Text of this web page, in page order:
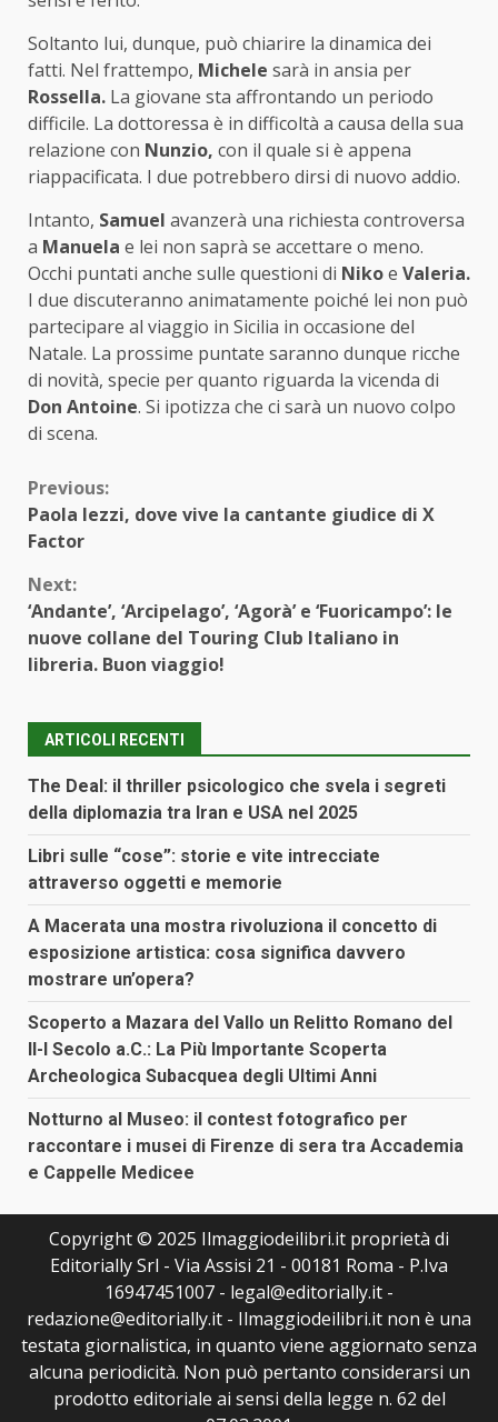
Soltanto lui, dunque, può chiarire la dinamica dei
fatti. Nel frattempo, Michele sarà in ansia per
Rossella. La giovane sta affrontando un periodo
difficile. La dottoressa è in difficoltà a causa della sua
relazione con Nunzio, con il quale si è appena
riappacificata. I due potrebbero dirsi di nuovo addio.
Intanto, Samuel avanzerà una richiesta controversa
a Manuela e lei non saprà se accettare o meno.
Occhi puntati anche sulle questioni di Nikoe Valeria.
I due discuteranno animatamente poiché lei non può
partecipare al viaggio in Sicilia in occasione del
Natale. La prossime puntate saranno dunque ricche
di novità, specie per quanto riguarda la vicenda di
Don Antoine. Si ipotizza che ci sarà un nuovo colpo
di scena.
Continue
Reading
Previous:
Paola Iezzi, dove vive la cantante giudice di X
Factor
Next:
‘Andante’, ‘Arcipelago’, ‘Agorà’ e ‘Fuoricampo’: le
nuove collane del Touring Club Italiano in
libreria. Buon viaggio!
ARTICOLI RECENTI
The Deal: il thriller psicologico che svela i segreti
della diplomazia tra Iran e USA nel 2025
Libri sulle “cose”: storie e vite intrecciate
attraverso oggetti e memorie
A Macerata una mostra rivoluziona il concetto di
esposizione artistica: cosa significa davvero
mostrare un’opera?
Scoperto a Mazara del Vallo un Relitto Romano del
II-I Secolo a.C.: La Più Importante Scoperta
Archeologica Subacquea degli Ultimi Anni
Notturno al Museo: il contest fotografico per
raccontare i musei di Firenze di sera tra Accademia
e Cappelle Medicee
Copyright © 2025 Ilmaggiodeilibri.it proprietà di
Editorially Srl - Via Assisi 21 - 00181 Roma - P.Iva
16947451007 - legal@editorially.it -
redazione@editorially.it - Ilmaggiodeilibri.it non è una
testata giornalistica, in quanto viene aggiornato senza
alcuna periodicità. Non può pertanto considerarsi un
prodotto editoriale ai sensi della legge n. 62 del